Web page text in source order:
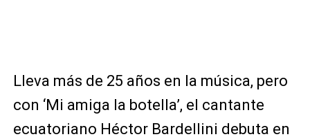
Lleva más de 25 años en la música, pero
con ‘Mi amiga la botella’, el cantante
ecuatoriano Héctor Bardellini debuta en